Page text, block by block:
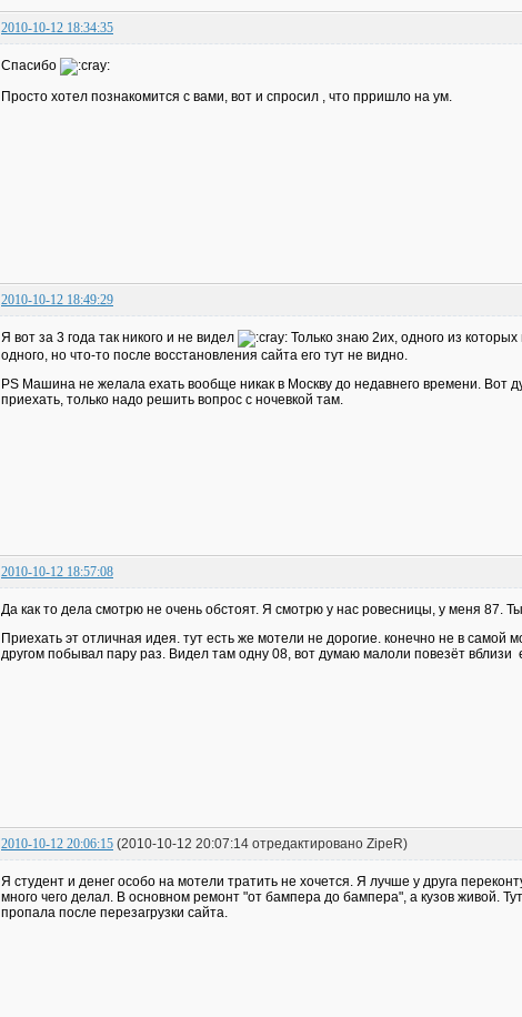
2010-10-12 18:34:35
Спасибо
Просто хотел познакомится с вами, вот и спросил , что прришло на ум.
2010-10-12 18:49:29
Я вот за 3 года так никого и не видел
Только знаю 2их, одного из
одного, но что-то после восстановления сайта его тут не видно.
PS Машина не желала ехать вообще никак в Москву до недавнего времени. Вот
приехать, только надо решить вопрос с ночевкой там.
2010-10-12 18:57:08
Да как то дела смотрю не очень обстоят. Я смотрю у нас ровесницы, у меня 87.
Приехать эт отличная идея. тут есть же мотели не дорогие. конечно не в самой
другом побывал пару раз. Видел там одну 08, вот думаю малоли повезёт вблизи
2010-10-12 20:06:15 (2010-10-12 20:07:14 отредактировано ZipeR)
Я студент и денег особо на мотели тратить не хочется. Я лучше у друга
много чего делал. В основном ремонт "от бампера до бампера", а кузов живой.
пропала после перезагрузки сайта.